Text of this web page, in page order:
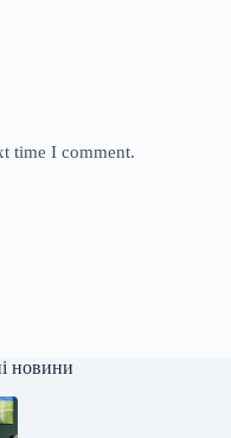
time I comment.
новини